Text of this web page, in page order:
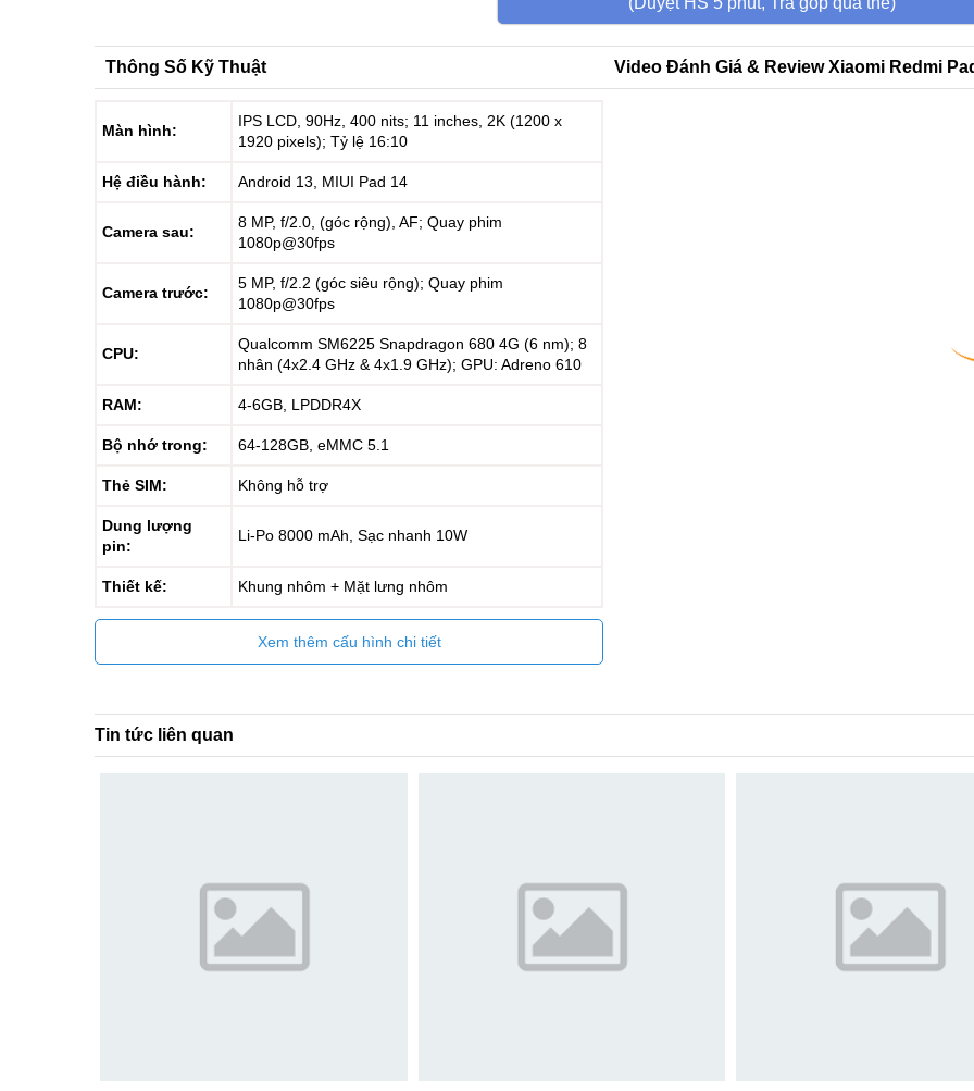
Thông Số Kỹ Thuật
Màn hình:
IPS LCD, 90Hz, 400 nits; 11 inches, 2K (1200 x
1920 pixels); Tỷ lệ 16:10
Hệ điều hành: Android 13, MIUI Pad 14
Camera sau:
8 MP, f/2.0, (góc rộng), AF; Quay phim
1080p@30fps
Camera trước:
5 MP, f/2.2 (góc siêu rộng); Quay phim
1080p@30fps
CPU:
Qualcomm SM6225 Snapdragon 680 4G (6 nm); 8
nhân (4x2.4 GHz & 4x1.9 GHz); GPU: Adreno 610
RAM: 4-6GB, LPDDR4X
Bộ nhớ trong: 64-128GB, eMMC 5.1
Thẻ SIM: Không hỗ trợ
Dung lượng
pin:
Li-Po 8000 mAh, Sạc nhanh 10W
Thiết kế: Khung nhôm + Mặt lưng nhôm
Xem thêm cấu hình chi tiết
Video Đánh Giá & Review Xiaomi Redmi
Tin tức liên quan